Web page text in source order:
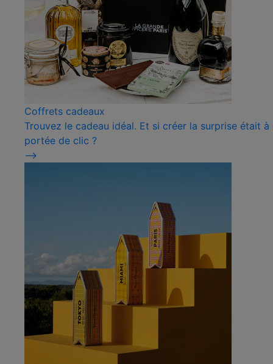
Coffrets cadeaux
Trouvez le cadeau idéal. Et si créer la surprise était à
portée de clic ?
⟶